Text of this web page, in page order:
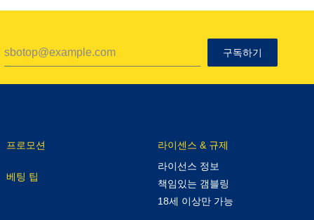
구독하기
프로모션
베팅 팁
라이센스 & 규제
라이선스 정보
책임있는 갬블링
18세 이상만 가능